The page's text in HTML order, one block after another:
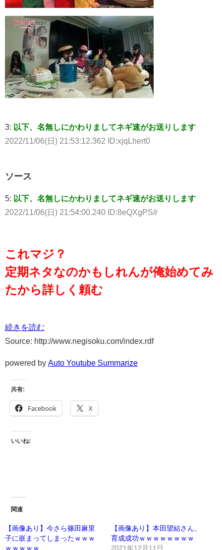
3: 以下、名無しにかわりましてネギ速がお送りします
2022/11/06(日) 21:53:12.362 ID:xjqLhert0
ソース
5: 以下、名無しにかわりましてネギ速がお送りします
2022/11/06(日) 21:54:00.240 ID:8eQXgPS/r
これマジ？
定期ネタなのかもしれんが俺始めてみ
たから詳しく頼む
続きを読む
Source: http://www.negisoku.com/index.rdf
powered by Auto Youtube Summarize
共有:
Facebook X
いいね:
関連
【画像あり】今さら篠田麻里
子に嵌まってしまったｗｗｗ
ｗｗｗｗｗ
【画像あり】本田望結さん、
育成成功ｗｗｗｗｗｗｗｗ
2021年12月11日